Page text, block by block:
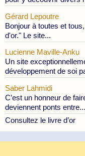
Gérard Lepoutre
Bonjour à toutes et
d'or." Le site...
Lucienne Maville-Anku
Un site
développement de soi
Saber Lahmidi
C’est un honneur de
deviennent ponts entre...
Consultez le livre d’or